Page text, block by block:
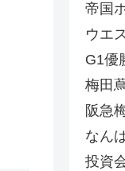
帝国
ウエ
G1優
梅田
阪急
なん
投資